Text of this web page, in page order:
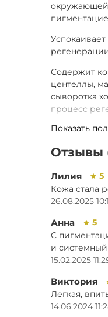
окружающей
Содержит
центеллы,
сыворотка
процесс
Основные
ткани.
Пион:
Показать
Отзывы
Лилия
5
Кожа стала
26.08.2025
Анна
5
С
и
15.02.2025
Виктория
Легкая,
14.06.2024